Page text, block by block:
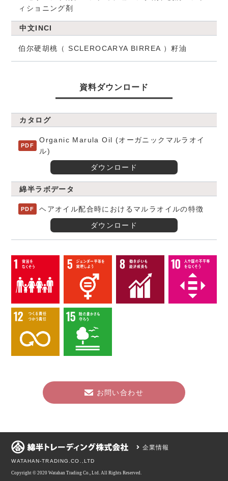
ィショニング剤
中文INCI
伯尔硬胡桃（ SCLEROCARYA BIRREA ）籽油
資料ダウンロード
カタログ
Organic Marula Oil (オーガニックマルラオイ
ル)
ダウンロード
綿半ラボデータ
ヘアオイル配合時におけるマルラオイルの特徴
ダウンロード
お問い合わせ
WATAHAN-TRADING.CO.,LTD
企業情報
Copyright © 2020 Watahan Trading Co., Ltd. All Rights Reserved.